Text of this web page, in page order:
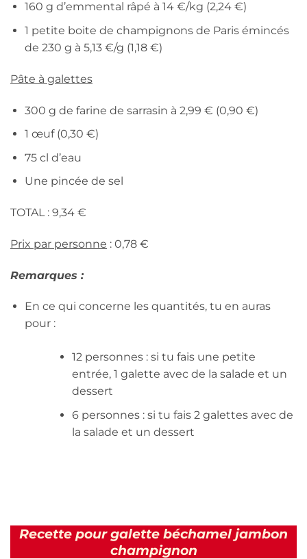
160 g d’emmental râpé à 14 €/kg (2,24 €)
1 petite boite de champignons de Paris émincés
de 230 g à 5,13 €/g (1,18 €)
Pâte à galettes
300 g de farine de sarrasin à 2,99 € (0,90 €)
1 œuf (0,30 €)
75 cl d’eau
Une pincée de sel
TOTAL : 9,34 €
Prix par personne : 0,78 €
Remarques :
En ce qui concerne les quantités, tu en auras
pour :
12 personnes : si tu fais une petite
entrée, 1 galette avec de la salade et un
dessert
6 personnes : si tu fais 2 galettes avec de
la salade et un dessert
Recette pour galette béchamel jambon
champignon